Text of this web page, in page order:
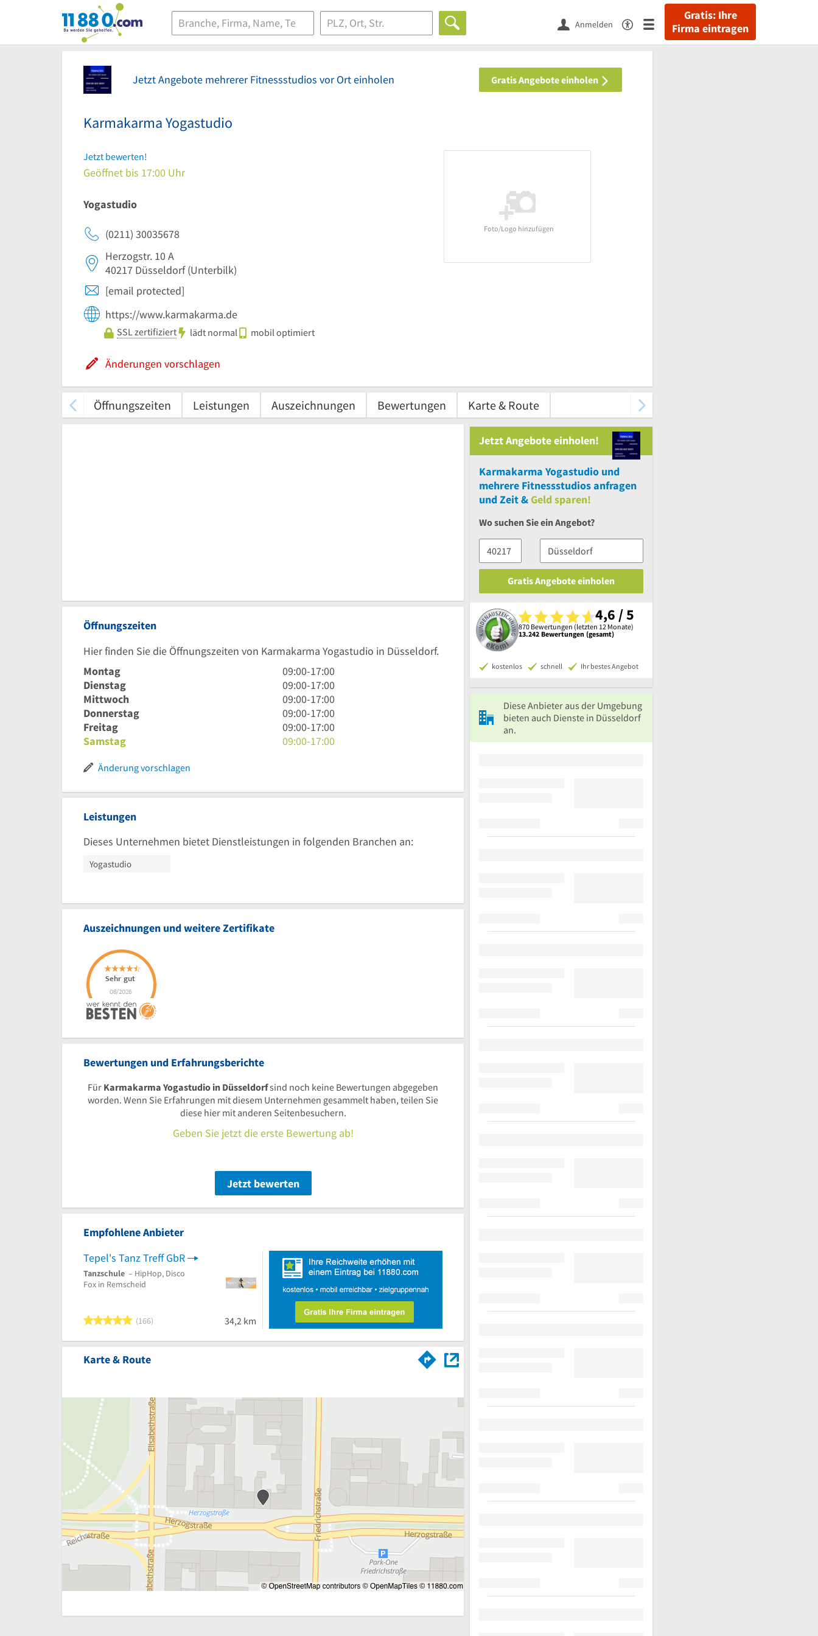
11880.com
Gratis: Ihre
Firma eintragen
Anmelden
Jetzt Angebote mehrerer Fitnessstudios vor Ort einholen Gratis Angebote einholen
Karmakarma Yogastudio
Jetzt bewerten!
Geöffnet bis 17:00 Uhr
Yogastudio
Foto/Logo hinzufügen
(0211) 30035678
Herzogstr. 10 A
40217 Düsseldorf(Unterbilk)
[email protected]
https://www.karmakarma.de
SSL zertifiziert lädt normal mobil optimiert
Änderungen vorschlagen
Öffnungszeiten Leistungen Auszeichnungen Bewertungen Karte & Route
Öffnungszeiten
Hier finden Sie die Öffnungszeiten von Karmakarma Yogastudio in Düsseldorf.
Montag
9
Uhr
bis
17
Uhr
09:00-17:00
Dienstag
9
Uhr
bis
17
Uhr
09:00-17:00
Mittwoch
9
Uhr
bis
17
09:00-17:00
Donnerstag
9
Uhr
bis
09:00-17:00
Freitag
9
Uhr
09:00-17:00
Samstag
9
Uhr
09:00-17:00
Änderung vorschlagen
Leistungen
Dieses Unternehmen bietet Dienstleistungen in folgenden Branchen an:
Yogastudio
Auszeichnungen und weitere Zertifikate
Bewertungen und Erfahrungsberichte
Für Karmakarma Yogastudio in Düsseldorfsind noch keine Bewertungen abgegeben
worden. Wenn Sie Erfahrungen mit diesem Unternehmen gesammelt haben, teilen Sie
diese hier mit anderen Seitenbesuchern.
Geben Sie jetzt die erste Bewertung ab!
Jetzt bewerten
Empfohlene Anbieter
Tepel's Tanz Treff GbR
Tanzschule – HipHop, Disco
Fox in Remscheid
5 von 5 Sternen
166 34,2 km
Karte & Route
Jetzt Angebote einholen!
Karmakarma Yogastudio und
mehrere Fitnessstudios anfragen
und Zeit &Geld sparen!
Wo suchen Sie ein Angebot?
Gratis Angebote einholen
4,6 / 5
870 Bewertungen (letzten 12 Monate)
13.242 Bewertungen (gesamt)
kostenlos schnell Ihr bestes Angebot
Diese Anbieter aus der Umgebung
bieten auch Dienste in Düsseldorf
an.